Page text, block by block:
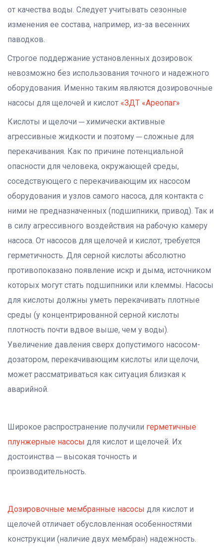
от качества воды. Следует учитывать сезонные
изменения ее состава, например, из-за весенних
паводков.
Строгое поддержание установленных дозировок
невозможно без использования точного и надежного
оборудования. Именно таким являются дозировочные
насосы для щелочей и кислот «ЗДТ «Ареопаг»
Кислоты и щелочи ─ химически активные
агрессивные жидкости и поэтому ─ сложные для
перекачивания. Как по причине потенциальной
опасности для человека, окружающей среды,
соседствующего с перекачивающим их насосом
оборудования и узлов самого насоса, для контакта с
ними не предназначенных (подшипники, привод). Так и
в силу агрессивного воздействия на рабочую камеру
насоса. От насосов для щелочей и кислот, требуется
герметичность. Для серной кислоты абсолютно
противопоказано появление искр и дыма, источником
которых могут стать подшипники или клеммы. Насосы
для кислоты должны уметь перекачивать плотные
среды (у концентрированной серной кислоты
плотность почти вдвое выше, чем у воды).
Увеличение давления сверх допустимого насосом-
дозатором, перекачивающим кислоты или щелочи,
может рассматриваться как ситуация близкая к
аварийной.
Широкое распространение получили герметичные
плунжерные насосы для кислот и щелочей. Их
достоинства ─ высокая точность и
производительность.
Дозировочные мембранные насосы для кислот и
щелочей отличает обусловленная особенностями
конструкции (наличие двух мембран) надежность.